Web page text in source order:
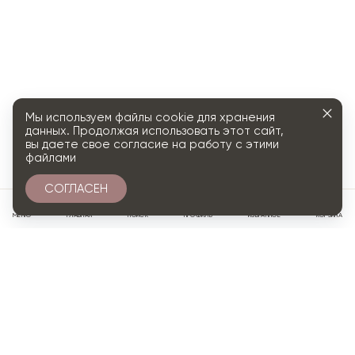
МЕНЮ ГЛАВНАЯ ПОИСК ПРОФИЛЬ ИЗБРАННОЕ КОРЗИНА
Мы используем файлы cookie для хранения
данных. Продолжая использовать этот сайт,
вы даете свое согласие на работу с этими
файлами
СОГЛАСЕН